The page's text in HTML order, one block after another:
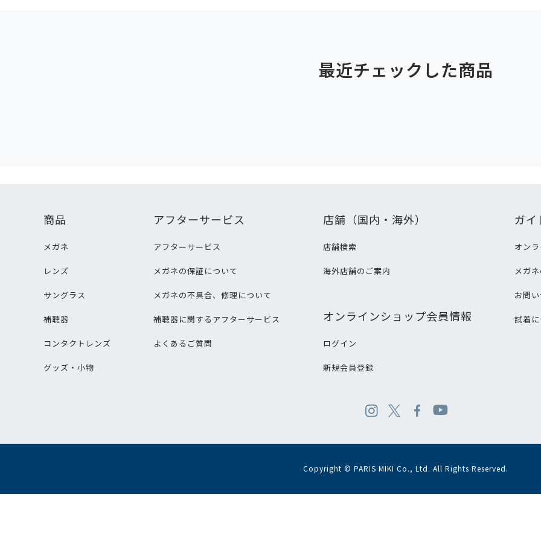
最近チェックした商品
商品
メガネ
レンズ
サングラス
補聴器
コンタクトレンズ
グッズ・小物
アフターサービス
アフターサービス
メガネの保証について
メガネの不具合、修理について
補聴器に関するアフターサービス
よくあるご質問
店舗（国内・海外）
店舗検索
海外店舗のご案内
オンラインショップ会員情報
ログイン
新規会員登録
ガイ
オン
メガ
お問
試着
Copyright © PARIS MIKI Co., Ltd. All Rights Reserved.